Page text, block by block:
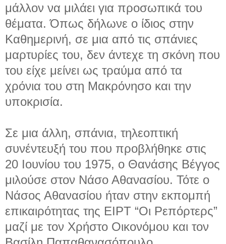
μάλλον να μιλάει για προσωπικά του
θέματα. Όπως δήλωνε ο ίδιος στην
Καθημερινή, σε μια από τις σπάνιες
μαρτυρίες του, δεν άντεχε τη σκόνη που
του είχε μείνει ως τραύμα από τα
χρόνια του στη Μακρόνησο και την
υποκρισία.
Σε μια άλλη, σπάνια, τηλεοπτική
συνέντευξή του που προβλήθηκε στις
20 Ιουνίου του 1975, ο Θανάσης Βέγγος
μιλούσε στον Νάσο Αθανασίου. Τότε ο
Νάσος Αθανασίου ήταν στην εκπομπή
επικαιρότητας της ΕΙΡΤ “Οι Ρεπόρτερς”
μαζί με τον Χρήστο Οικονόμου και τον